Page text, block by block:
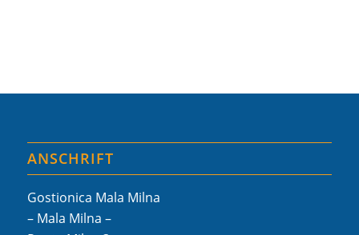
ANSCHRIFT
Gostionica Mala Milna
– Mala Milna –